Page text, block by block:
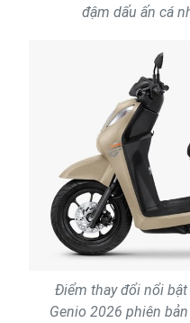
đậm dấu ấn cá
Điểm thay đổi nổi
Genio 2026 phiên